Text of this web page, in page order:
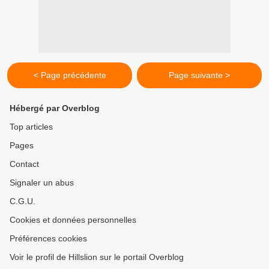
< Page précédente Page suivante >
Hébergé par Overblog
Top articles
Pages
Contact
Signaler un abus
C.G.U.
Cookies et données personnelles
Préférences cookies
Voir le profil de Hillslion sur le portail Overblog